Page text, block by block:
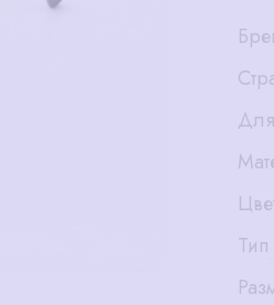
Тип